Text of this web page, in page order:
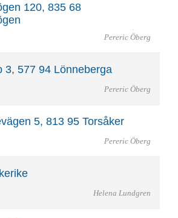
120, 835 68
Pereric Öberg
3, 577 94 Lönneberga
Pereric Öberg
5, 813 95 Torsåker
Pereric Öberg
Helena Lundgren